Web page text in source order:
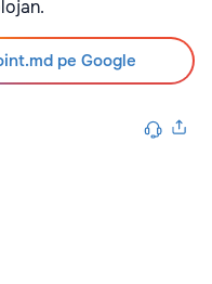
pe Google